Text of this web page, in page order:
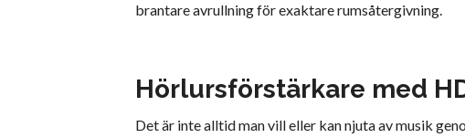
brantare avrullning för exaktare rumsåtergivning.
Hörlursförstärkare med
Det är inte alltid man vill eller kan njuta av musik